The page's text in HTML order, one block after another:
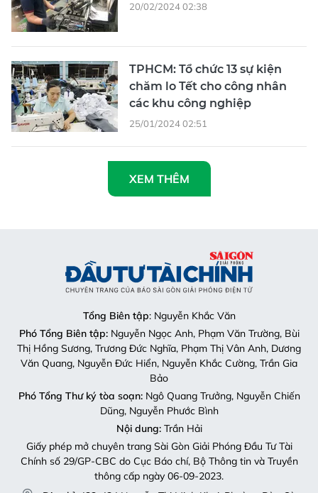
20/02/2024 02:38
TPHCM: Tổ chức 13 sự kiện
chăm lo Tết cho công nhân
các khu công nghiệp
25/01/2024 02:51
XEM THÊM
Tổng Biên tập: Nguyễn Khắc Văn
Phó Tổng Biên tập:Nguyễn Ngọc Anh, Phạm Văn Trường, Bùi
Thị Hồng Sương, Trương Đức Nghĩa, Phạm Thị Vân Anh, Dương
Văn Quang, Nguyễn Đức Hiển, Nguyễn Khắc Cường, Trần Gia
Bảo
Phó Tổng Thư ký tòa soạn:Ngô Quang Trưởng, Nguyễn Chiến
Dũng, Nguyễn Phước Bình
Nội dung:Trần Hải
Giấy phép mở chuyên trang Sài Gòn Giải Phóng Đầu Tư Tài
Chính số 29/GP-CBC do Cục Báo chí, Bộ Thông tin và Truyền
thông cấp ngày 06-09-2023.